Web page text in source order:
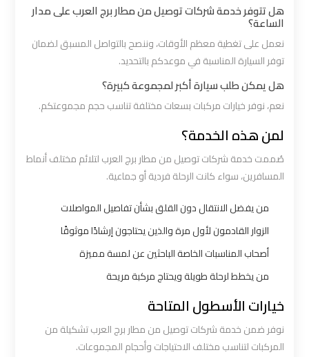
هل تتوفر خدمة شركات توصيل من مطار برج العرب على مدار
الساعة؟
نعمل على تغطية معظم الأوقات، وننصح بالتواصل المسبق لضمان
توفر السيارة المناسبة في موعدكم بالتحديد.
هل يمكن طلب سيارة أكبر لمجموعة كبيرة؟
نعم، نوفر خيارات مركبات بسعات مختلفة تناسب حجم مجموعتكم.
لمن هذه الخدمة؟
صُممت خدمة شركات توصيل من مطار برج العرب لتلائم مختلف أنماط
المسافرين، سواء كانت الرحلة فردية أو جماعية.
من يفضل الانتقال دون القلق بشأن تفاصيل المواصلات
الزوار القادمون لأول مرة والذين يحتاجون إرشادًا موثوقًا
أصحاب المناسبات الخاصة الباحثين عن لمسة مميزة
من يخطط لرحلة طويلة ويحتاج مركبة مريحة
خيارات الأسطول المتاحة
نوفر ضمن خدمة شركات توصيل من مطار برج العرب تشكيلة من
المركبات لتناسب مختلف الاحتياجات وأحجام المجموعات.
القاهرة
ليموزين
السخنة
ليموزين
القاهرة
اسكندرية
توصيل
المطار